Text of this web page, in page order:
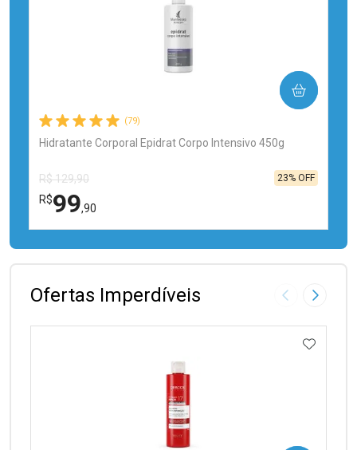
(79)
Hidratante Corporal Epidrat Corpo Intensivo 450g
R$ 129,90
R$99,90
23% OFF
COMPRAR
FECHAR
FECHAR
Ofertas Imperdíveis Imagem